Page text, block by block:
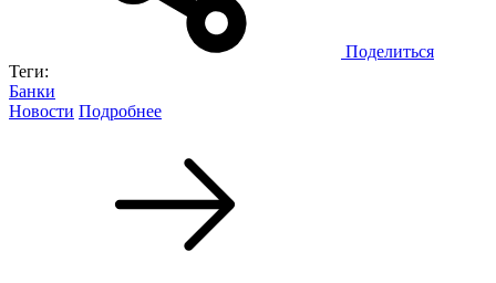
Поделиться
Теги:
Банки
Новости Подробнее